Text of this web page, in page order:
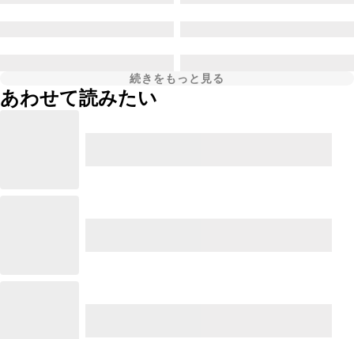
続きをもっと見る
あわせて読みたい